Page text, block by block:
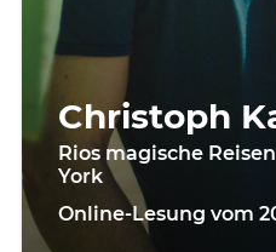
Christoph
Rios magische
York
Online-Lesung vom